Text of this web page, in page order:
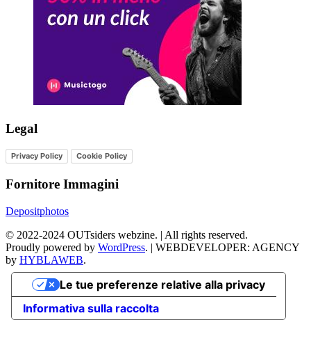
Legal
Privacy Policy Cookie Policy
Fornitore Immagini
Depositphotos
© 2022-2024 OUTsiders webzine. | All rights reserved.
Proudly powered by WordPress. | WEBDEVELOPER: AGENCY
by HYBLAWEB.
Informativa sulla raccolta
Le tue preferenze relative alla privacy